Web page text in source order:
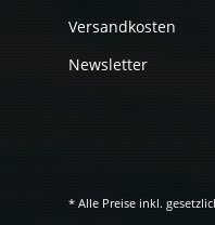
Versandkosten
Newsletter
* Alle Preise inkl.